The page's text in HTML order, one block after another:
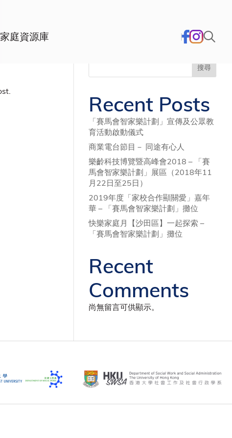
家庭資源庫
搜尋
Recent Posts
「賽馬會智家樂計劃」宣傳及公眾教
育活動啟動儀式
商業電台節目－ 同途有心人
樂齡科技博覽暨高峰會2018 – 「賽
馬會智家樂計劃」展區（2018年11
月22日至25日）
2019年度「家校合作顯關愛」嘉年
華 – 「賽馬會智家樂計劃」攤位
快樂家庭月【沙田區】一起探索 –
「賽馬會智家樂計劃」攤位
Recent
Comments
尚無留言可供顯示。